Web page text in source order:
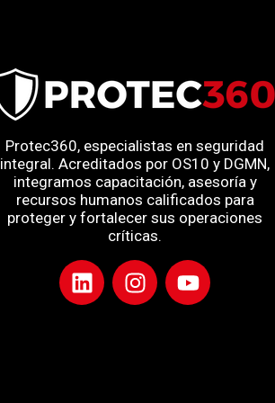
Protec360, especialistas en seguridad
integral. Acreditados por OS10 y DGMN,
integramos capacitación, asesoría y
recursos humanos calificados para
proteger y fortalecer sus operaciones
críticas.